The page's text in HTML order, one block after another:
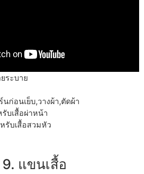
ระบาย
ก่อนเย็บ,วางผ้า,ตัดผ้า
บเสื้อผ่าหน้า
รับเสื้อสวมหัว
9. แขนเสื้อ